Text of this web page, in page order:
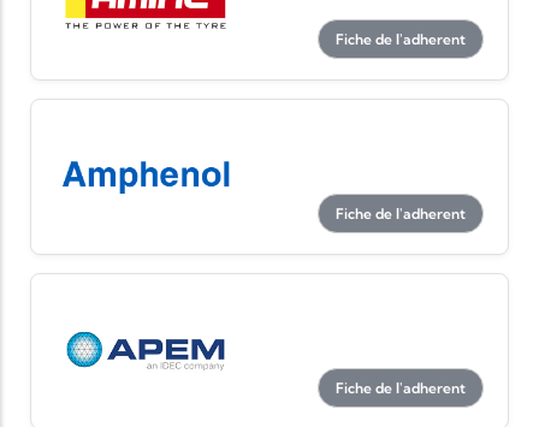
Fiche de l'adherent
Fiche de l'adherent
Fiche de l'adherent